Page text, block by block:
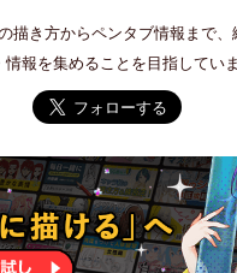
描き方からペンタブ情報まで
情報を集めることを目指していま